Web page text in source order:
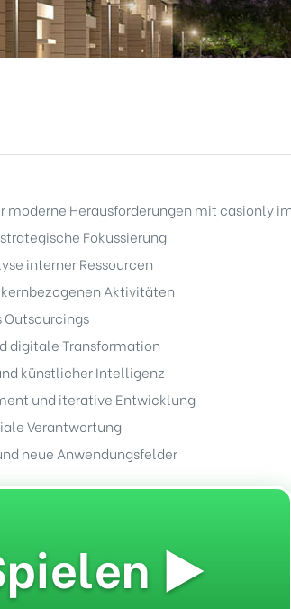
moderne Herausforderungen mit casionly
Fokussierung
interner Ressourcen
Aktivitäten
Outsourcings
digitale Transformation
künstlicher Intelligenz
und iterative Entwicklung
Verantwortung
neue Anwendungsfelder
▶️